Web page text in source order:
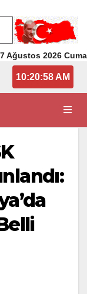
Ağustos 2026 Cuma
10:20:58 AM